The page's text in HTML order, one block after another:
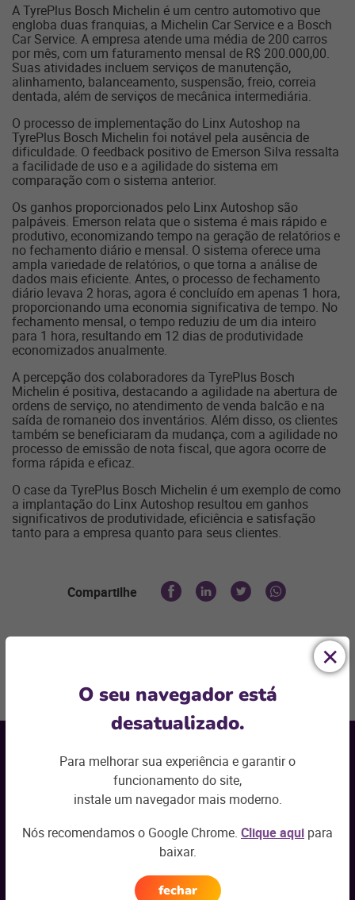
A TyrePlus Bosch Michelin é um centro automotivo que
engloba duas franquias, a Michelin Car Service e a Bosch
Car Service. A empresa atende uma média de 200 carros
por mês, com um faturamento mensal de R$ 200.000,00.
Suas atividades incluem serviços de manutenção,
alinhamento, balanceamento, suspensão, freio, correia
dentada, além de serviços de mecânica intermediária.
O processo de implementação do Linx Autoshop na
TyrePlus Bosch Michelin foi notável pela ausência de
dificuldade. O feedback positivo de Emerson Silva ressalta
a facilidade de uso e a agilidade do sistema em
comparação com o sistema anterior.
Os ganhos proporcionados pelo Linx Autoshop são
palpáveis. Emerson relata que o sistema é mais rápido e
produtivo, economizando tempo na geração de relatórios e
no fechamento diário e mensal. O sistema oferece uma
ampla variedade de relatórios, o que torna a análise de
dados mais eficiente. Antes, o processo de fechamento
diário levava 2 horas, agora é concluído em apenas 1 hora,
proporcionando uma economia significativa de tempo. No
fechamento mensal, o tempo reduziu de um dia inteiro
para 1 hora, resultando em 12 dias de produtividade
economizados anualmente.
A percepção dos colaboradores da TyrePlus Bosch
Michelin é positiva, destacando a agilidade na abertura de
ordens de serviço, no atendimento de venda balcão e na
saída de romaneio dos inventários. Além disso, os clientes
também se beneficiaram da mudança, com a agilidade no
processo de emissão de nota fiscal, que agora ocorre de
forma rápida e eficaz.
O case da TyrePlus Bosch Michelin é um exemplo de como
a implantação do Linx Autoshop resultou em ganhos
significativos de produtividade, eficiência e satisfação
tanto para a empresa quanto para seus clientes.
Compartilhe
O seu navegador está
desatualizado.
Para melhorar sua experiência e garantir o
funcionamento do site,
instale um navegador mais moderno.
Nós recomendamos o Google Chrome. Clique aqui para
baixar.
fechar
Voltar ao topo
Receba nossas
Seu e-mail*